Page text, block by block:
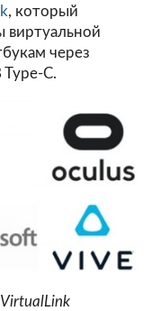
, который
виртуальной
через
C.